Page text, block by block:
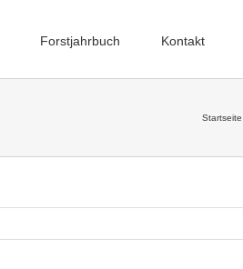
Forstjahrbuch Kontakt
Startseite